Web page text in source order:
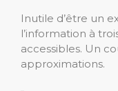
Inutile d’être un
l’information à
accessibles. Un
approximations.